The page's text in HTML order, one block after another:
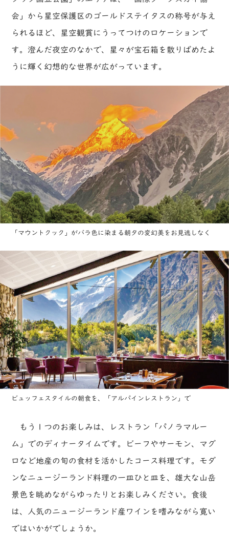
会」から星空保護区のゴールドステイタスの称号が与え
られるほど、星空観賞にうってつけのロケーションで
す。澄んだ夜空のなかで、星々が宝石箱を散りばめたよ
うに輝く幻想的な世界が広がっています。
「マウントクック」がバラ色に染まる朝夕の変幻美をお見逃しなく
ビュッフェスタイルの朝食を、「アルパインレストラン」で
もう１つのお楽しみは、レストラン「パノラマルー
ム」でのディナータイムです。ビーフやサーモン、マグ
ロなど地産の旬の食材を活かしたコース料理です。モダ
ンなニュージーランド料理の一皿ひと皿を、雄大な山岳
景色を眺めながらゆったりとお楽しみください。食後
は、人気のニュージーランド産ワインを嗜みながら寛い
ではいかがでしょうか。